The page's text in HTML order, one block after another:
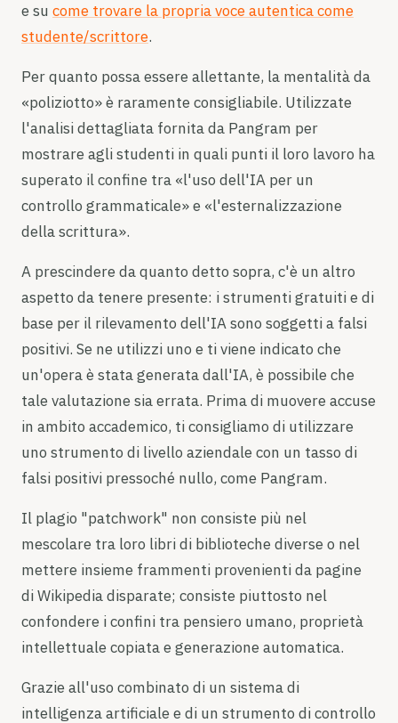
e su come trovare la propria voce autentica come
studente/scrittore.
Per quanto possa essere allettante, la mentalità da
«poliziotto» è raramente consigliabile. Utilizzate
l'analisi dettagliata fornita da Pangram per
mostrare agli studenti in quali punti il loro lavoro ha
superato il confine tra «l'uso dell'IA per un
controllo grammaticale» e «l'esternalizzazione
della scrittura».
A prescindere da quanto detto sopra, c'è un altro
aspetto da tenere presente: i strumenti gratuiti e di
base per il rilevamento dell'IA sono soggetti a falsi
positivi. Se ne utilizzi uno e ti viene indicato che
un'opera è stata generata dall'IA, è possibile che
tale valutazione sia errata. Prima di muovere accuse
in ambito accademico, ti consigliamo di utilizzare
uno strumento di livello aziendale con un tasso di
falsi positivi pressoché nullo, come Pangram.
Il plagio "patchwork" non consiste più nel
mescolare tra loro libri di biblioteche diverse o nel
mettere insieme frammenti provenienti da pagine
di Wikipedia disparate; consiste piuttosto nel
confondere i confini tra pensiero umano, proprietà
intellettuale copiata e generazione automatica.
Grazie all'uso combinato di un sistema di
intelligenza artificiale e di un strumento di controllo